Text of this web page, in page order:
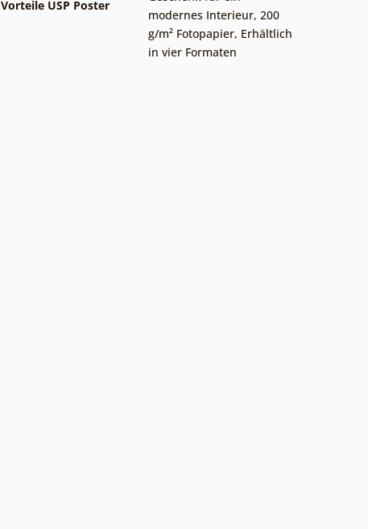
Vorteile USP Poster
modernes Interieur, 200
g/m² Fotopapier, Erhältlich
in vier Formaten